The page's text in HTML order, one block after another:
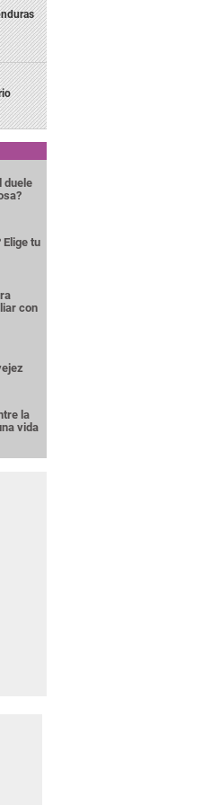
duele
Elige tu
con
la
vida